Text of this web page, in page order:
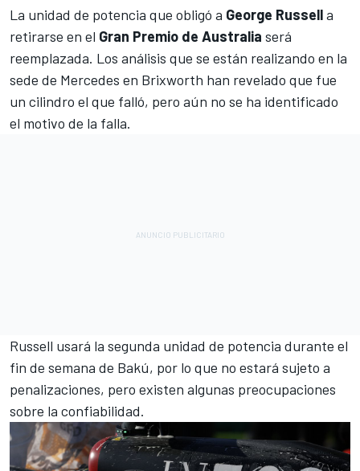
La unidad de potencia que obligó a George Russella
retirarse en el Gran Premio de Australia será
reemplazada. Los análisis que se están realizando en la
sede de Mercedes en Brixworth han revelado que fue
un cilindro el que falló, pero aún no se ha identificado
el motivo de la falla.
Russell usará la segunda unidad de potencia durante el
fin de semana de Bakú, por lo que no estará sujeto a
penalizaciones, pero existen algunas preocupaciones
sobre la confiabilidad.